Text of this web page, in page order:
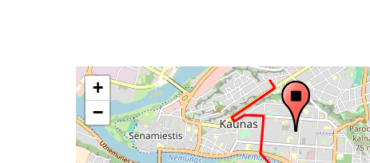
+
−